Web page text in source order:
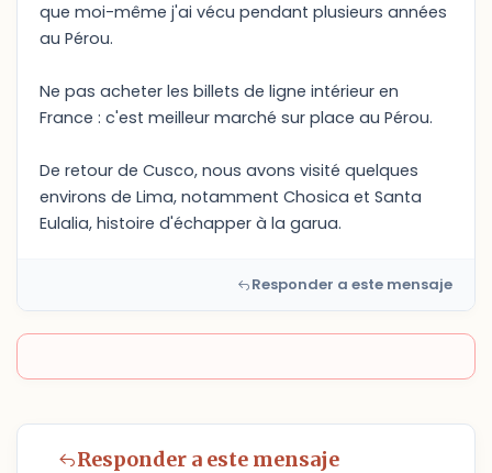
que moi-même j'ai vécu pendant plusieurs années
au Pérou.
Ne pas acheter les billets de ligne intérieur en
France : c'est meilleur marché sur place au Pérou.
De retour de Cusco, nous avons visité quelques
environs de Lima, notamment Chosica et Santa
Eulalia, histoire d'échapper à la garua.
Responder a este mensaje
Responder a este mensaje